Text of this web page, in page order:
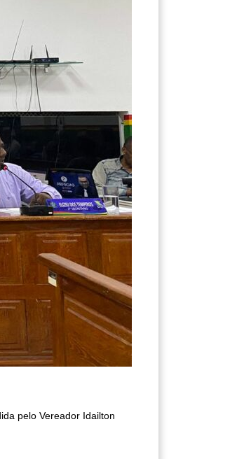
pelo Vereador Idailton